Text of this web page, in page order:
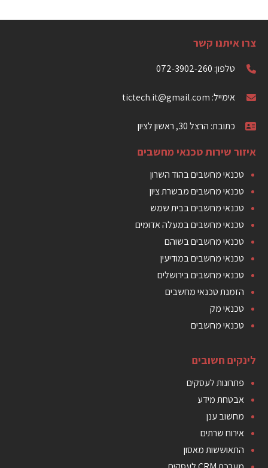
צרו איתנו קשר
טלפון: 072-3902-260
אימייל: tictech.it@gmail.com
כתובת: הרצל 30, ראשון לציון
איזור שירות טכנאי מחשבים
טכנאי מחשבים בהוד השרון
טכנאי מחשבים מבשרת ציון
טכנאי מחשבים בבית שמש
טכנאי מחשבים במעלה אדומים
טכנאי מחשבים בשוהם
טכנאי מחשבים במודיעין
טכנאי מחשבים בירושלים
הזמנת טכנאי מחשבים
טכנאי מק
טכנאי מחשבים
לינקים חשובים
פתרונות לעסקים
אבטחת מידע
מחשוב ענן
אירוח שרתים
התאוששות מאסון